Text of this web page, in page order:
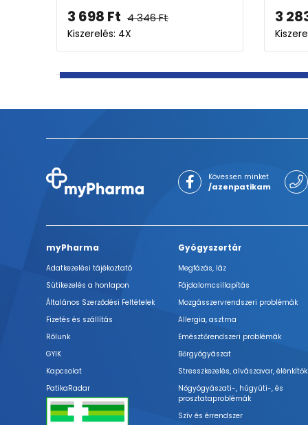
Kövessen minket
/azenpatikam
myPharma
Adatkezelési tájékoztató
Sütikezelés a honlapon
Általános Szerződési Feltételek
Fizetés és szállítás
Rólunk
GYIK
Kapcsolat
PatikaRadar
Gyógyszertár
Megfázás, láz
Fájdalomcsillapítás
Mozgásszervrendszeri problémák
Allergia, asztma
Emésztőrendszeri problémák
Bőrgyógyászat
Stresszkezelés, alvászavar, élénkítők
Nőgyógyászati-, húgyúti-, és
prosztataproblémák
Szív és érrendszer